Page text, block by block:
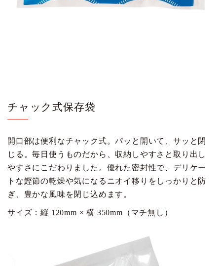
チャック式保存袋
開口部は便利なチャック式。パッと開いて、サッと閉
じる。毎日使うものだから、収納しやすさと取り出し
やすさにこだわりました。優れた密封性で、デリケー
トな鰹節の乾燥や気になるニオイ移りをしっかりと防
ぎ、豊かな風味を閉じ込めます。
サイズ：縦 120mm × 横 350mm（マチ無し）